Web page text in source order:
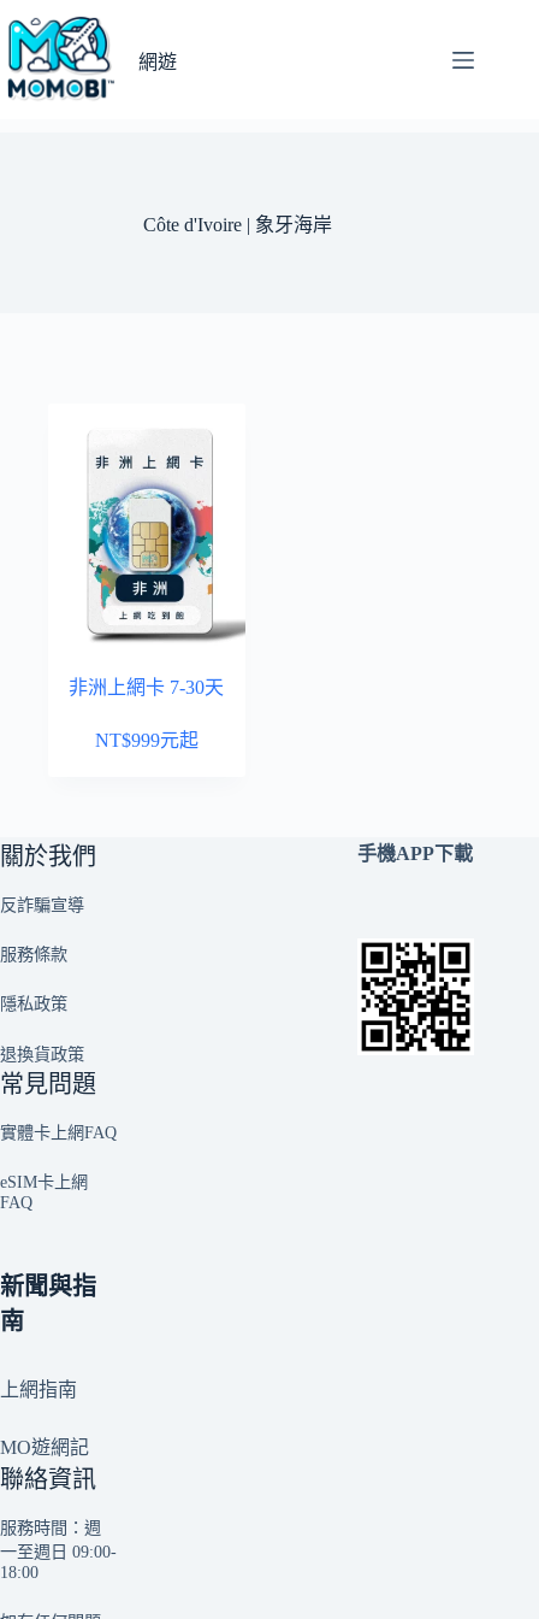
跳
主
要
網遊
Côte d'Ivoire | 象牙海岸
非洲上網卡 7-30天
NT$999元起
關於我們
反詐騙宣導
服務條款
隱私政策
退換貨政策
常見問題
實體卡上網FAQ
eSIM卡上網
FAQ
新聞與指
南
上網指南
MO遊網記
聯絡資訊
服務時間：週
一至週日 09:00-
18:00
手機APP下載